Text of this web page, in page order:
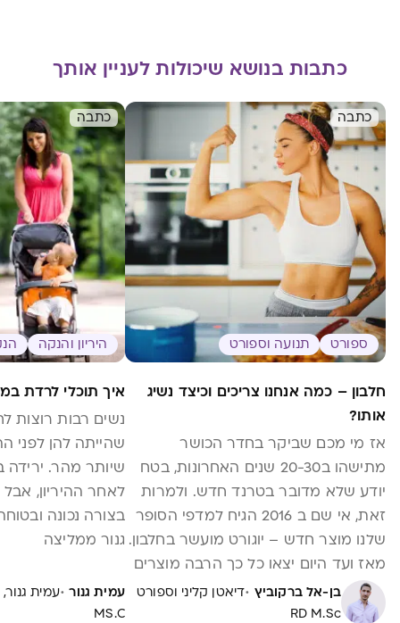
כתבות בנושא שיכולות לעניין אותך
כתבה
ספורט תנועה וספורט
חלבון – כמה אנחנו צריכים וכיצד נשיג
אותו?
אז מי מכם שביקר בחדר הכושר
מתישהו ב20-30 שנים האחרונות, בטח
יודע שלא מדובר בטרנד חדש. ולמרות
זאת, אי שם ב 2016 הגיח למדפי הסופר
שלנו מוצר חדש – יוגורט מועשר בחלבון.
מאז ועד היום יצאו כל כך הרבה מוצרים
מועשרים בחלבון שכבר קשה לעקוב.
יוגורטים, מעדנים, חלב, דגני בוקר,
בן-אל ברקוביץ ·דיאטן קליני וספורט
RD M.Sc
כתבה
היריון והנקה
איך תוכלי לרדת
נשים רבות רוצות
שהייתה להן לפני
שיותר מהר.
לאחר ההיריון,
בצורה נכונה
גנור ממליצה
עמית גנור ·
MS.C